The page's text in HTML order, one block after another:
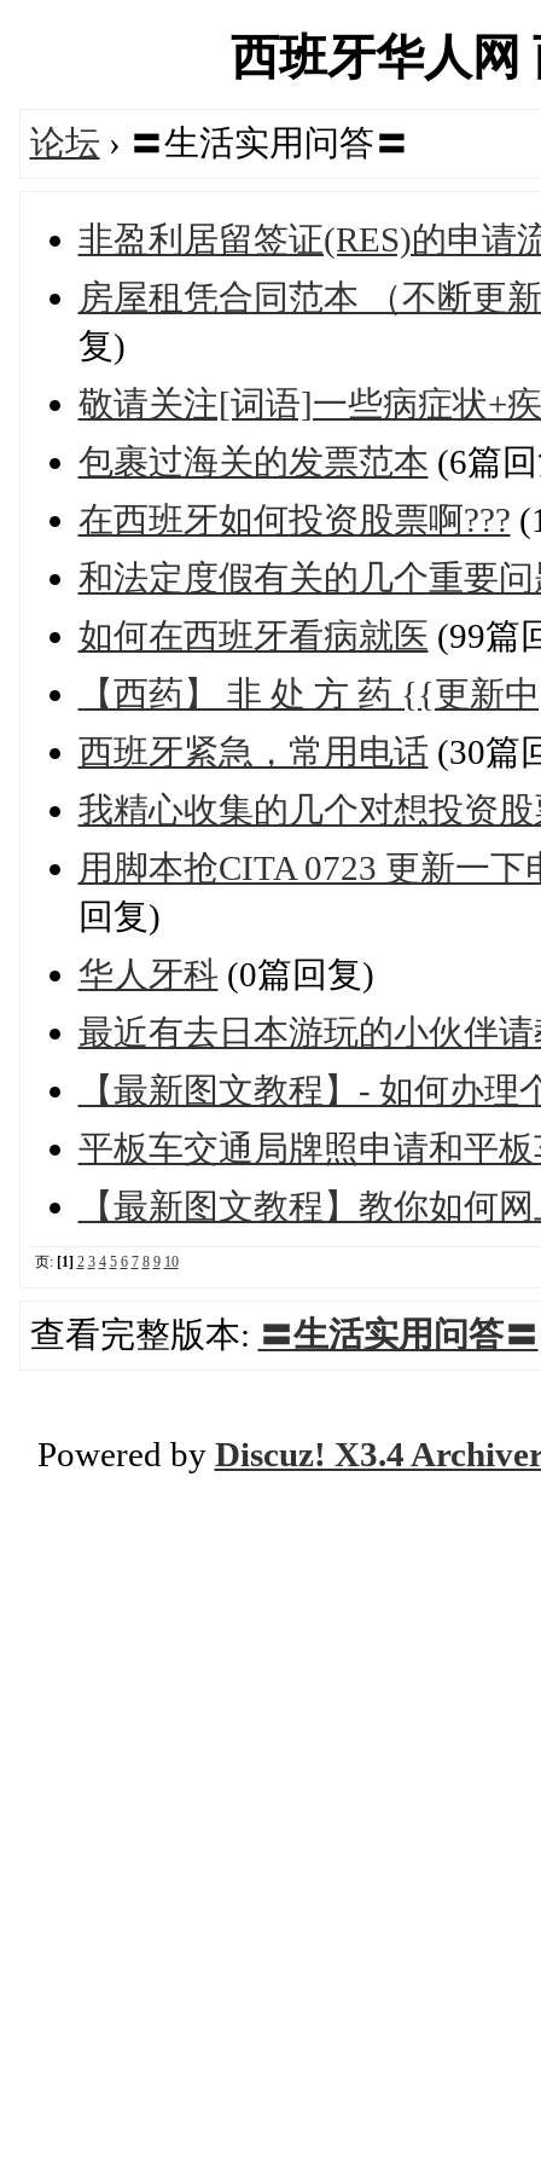
西班牙华人网
论坛 › 〓生活实用问答〓
非盈利居留签证(RES)​的申请
房屋租凭合同范本 （不断更
复)
敬请关注[词语]一些病症状+
包裹过海关的发票范本 (6篇
在西班牙如何投资股票啊???
和法定度假有关的几个重要
如何在西班牙看病就医 (99篇
【西药】 非 处 方 药 {{更新
西班牙紧急，常用电话 (30篇
我精心收集的几个对想投资
用脚本抢CITA 0723 更新一
回复)
华人牙科 (0篇回复)
最近有去日本游玩的小伙伴
【最新图文教程】- 如何办理
平板车交通局牌照申请和平
【最新图文教程】教你如何
页: [1] 2 3 4 5 6 7 8 9 10
查看完整版本: 〓生活实用问答〓
Powered by Discuz! X3.4